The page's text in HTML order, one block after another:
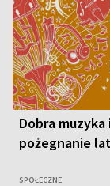
Dobra
pożegnanie
SPOŁECZNE